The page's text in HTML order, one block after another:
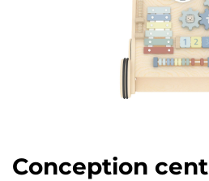
Conception